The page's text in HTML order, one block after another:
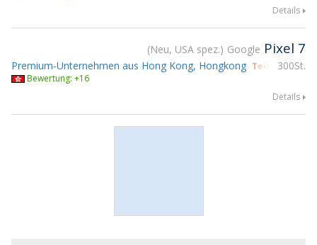
Details
Neu, USA spez. Google Pixel 7
300St.
Premium-Unternehmen aus Hong Kong, Hongkong Teilnahme
Bewertung: +16
Details